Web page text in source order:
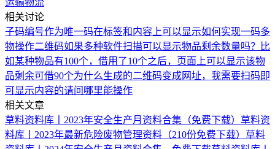
相关讨论
子码编号作为唯一码在标签和内容上可以显示如何实现一码多
物操作二维码如果多种软件扫描可以显示物品剩余数量吗？比
如某种物品有100个，借用了10个之后，页面上可以显示该物
品剩余可借90个为什么生成的二维码变成网址，我需要扫码即
可显示内容的请问哪里能操作
相关文章
草料资料库丨2023年安全生产月资料合集（免费下载） 草料资
料库丨2023年最新危险废物管理资料（210份免费下载） 草料